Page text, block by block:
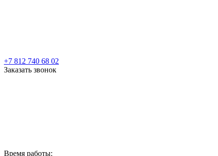
+7 812 740 68 02
Заказать звонок
Время работы: